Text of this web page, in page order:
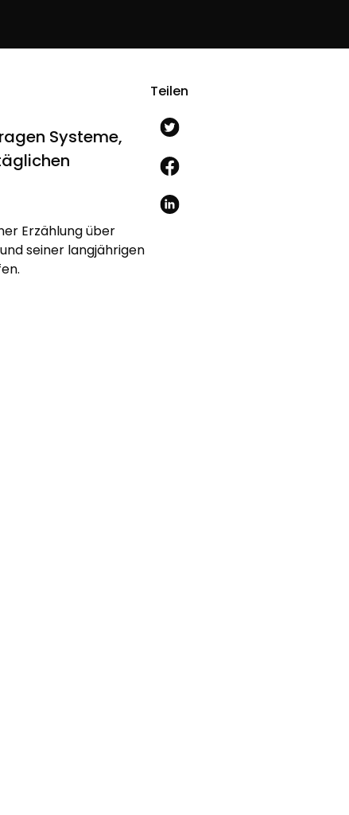
Systeme,
Erzählung über
seiner langjährigen
Teilen